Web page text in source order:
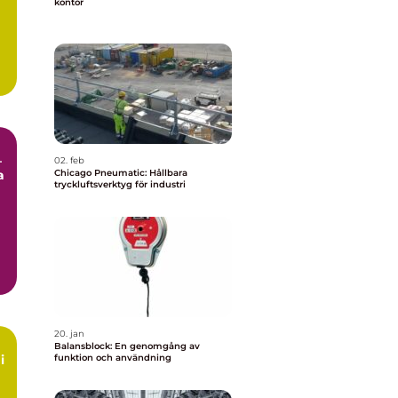
02. feb
Chicago Pneumatic: Hållbara
tryckluftsverktyg för industri
20. jan
Balansblock: En genomgång av
funktion och användning